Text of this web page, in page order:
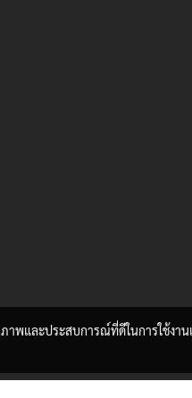
าพและประสบการณ์ที่ดีในการใช้งา